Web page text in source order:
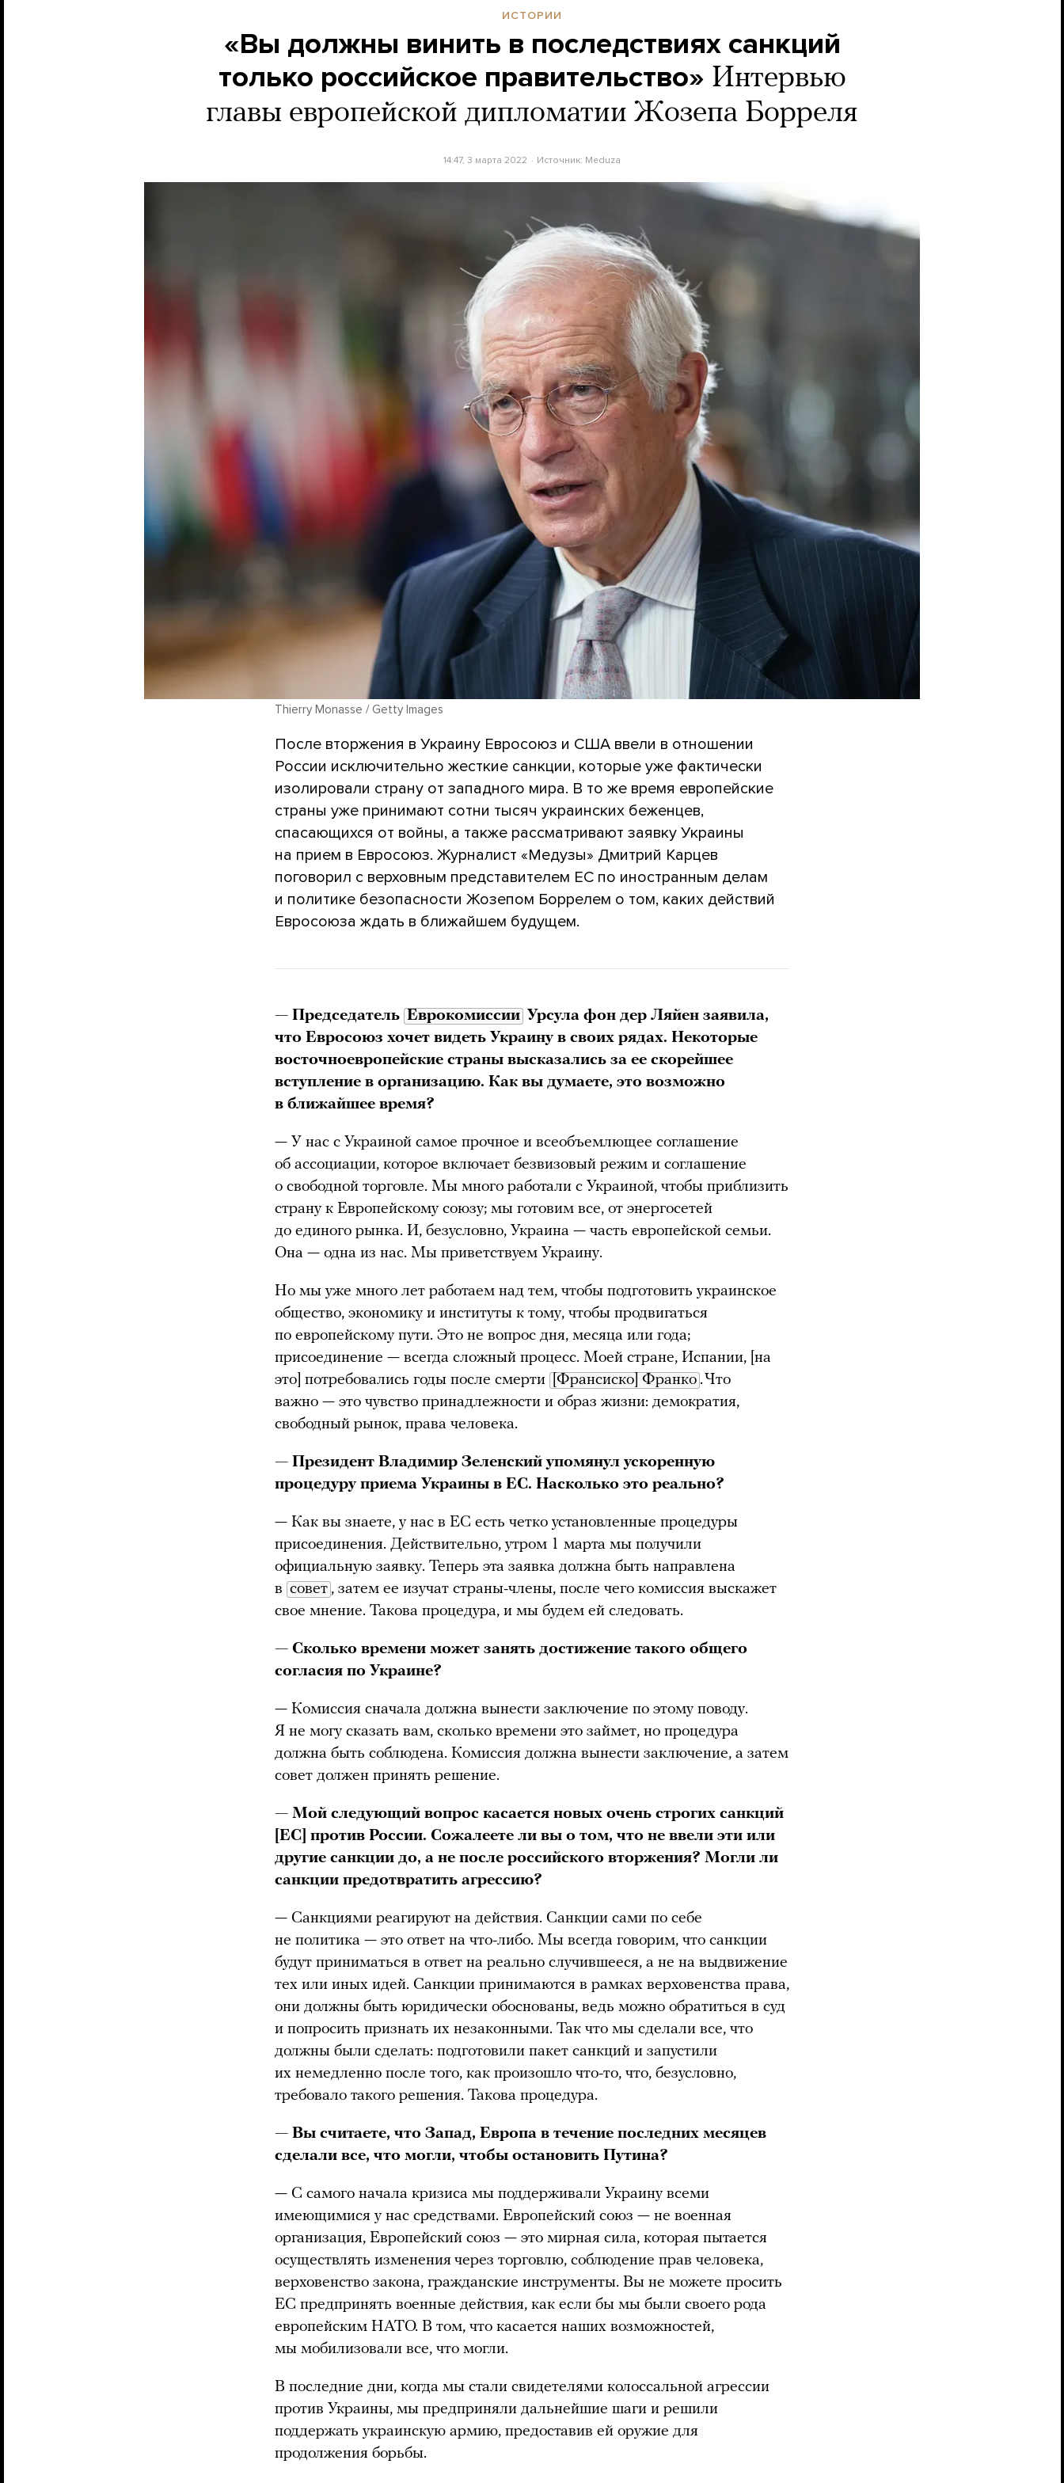
ИСТОРИИ
«Вы должны винить в последствиях санкций
только российское правительство» Интервью
главы европейской дипломатии Жозепа Борреля
14:47, 3 марта 2022 Источник: Meduza
Thierry Monasse / Getty Images
После вторжения в Украину Евросоюз и США ввели в отношении
России исключительно жесткие санкции, которые уже фактически
изолировали страну от западного мира. В то же время европейские
страны уже принимают сотни тысяч украинских беженцев,
спасающихся от войны, а также рассматривают заявку Украины
на прием в Евросоюз. Журналист «Медузы» Дмитрий Карцев
поговорил с верховным представителем ЕС по иностранным делам
и политике безопасности Жозепом Боррелем о том, каких действий
Евросоюза ждать в ближайшем будущем.
— Председатель Еврокомиссии Урсула фон дер Ляйен заявила,
что Евросоюз хочет видеть Украину в своих рядах. Некоторые
восточноевропейские страны высказались за ее скорейшее
вступление в организацию. Как вы думаете, это возможно
в ближайшее время?
— У нас с Украиной самое прочное и всеобъемлющее соглашение
об ассоциации, которое включает безвизовый режим и соглашение
о свободной торговле. Мы много работали с Украиной, чтобы приблизить
страну к Европейскому союзу; мы готовим все, от энергосетей
до единого рынка. И, безусловно, Украина — часть европейской семьи.
Она — одна из нас. Мы приветствуем Украину.
Но мы уже много лет работаем над тем, чтобы подготовить украинское
общество, экономику и институты к тому, чтобы продвигаться
по европейскому пути. Это не вопрос дня, месяца или года;
присоединение — всегда сложный процесс. Моей стране, Испании, [на
это] потребовались годы после смерти
[Франсиско] Франко . Что
важно — это чувство принадлежности и образ жизни: демократия,
свободный рынок, права человека.
— Президент Владимир Зеленский упомянул ускоренную
процедуру приема Украины в ЕС. Насколько это реально?
— Как вы знаете, у нас в ЕС есть четко установленные процедуры
присоединения. Действительно, утром 1 марта мы получили
официальную заявку. Теперь эта заявка должна быть направлена
в совет , затем ее изучат страны-члены, после чего комиссия выскажет
свое мнение. Такова процедура, и мы будем ей следовать.
— Сколько времени может занять достижение такого общего
согласия по Украине?
— Комиссия сначала должна вынести заключение по этому поводу.
Я не могу сказать вам, сколько времени это займет, но процедура
должна быть соблюдена. Комиссия должна вынести заключение, а затем
совет должен принять решение.
— Мой следующий вопрос касается новых очень строгих санкций
[ЕС] против России. Сожалеете ли вы о том, что не ввели эти или
другие санкции до, а не после российского вторжения? Могли ли
санкции предотвратить агрессию?
— Санкциями реагируют на действия. Санкции сами по себе
не политика — это ответ на что-либо. Мы всегда говорим, что санкции
будут приниматься в ответ на реально случившееся, а не на выдвижение
тех или иных идей. Санкции принимаются в рамках верховенства права,
они должны быть юридически обоснованы, ведь можно обратиться в суд
и попросить признать их незаконными. Так что мы сделали все, что
должны были сделать: подготовили пакет санкций и запустили
их немедленно после того, как произошло что-то, что, безусловно,
требовало такого решения. Такова процедура.
— Вы считаете, что Запад, Европа в течение последних месяцев
сделали все, что могли, чтобы остановить Путина?
— С самого начала кризиса мы поддерживали Украину всеми
имеющимися у нас средствами. Европейский союз — не военная
организация, Европейский союз — это мирная сила, которая пытается
осуществлять изменения через торговлю, соблюдение прав человека,
верховенство закона, гражданские инструменты. Вы не можете просить
ЕС предпринять военные действия, как если бы мы были своего рода
европейским НАТО. В том, что касается наших возможностей,
мы мобилизовали все, что могли.
В последние дни, когда мы стали свидетелями колоссальной агрессии
против Украины, мы предприняли дальнейшие шаги и решили
поддержать украинскую армию, предоставив ей оружие для
продолжения борьбы.